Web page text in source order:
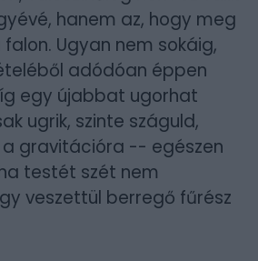
hanem az, hogy meg
Ugyan nem sokáig,
adódóan éppen
egy újabbat ugorhat
ugrik, szinte száguld,
gravitációra -- egészen
testét szét nem
veszettül berregő fűrész